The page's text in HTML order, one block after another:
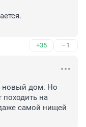
+35 –1
новый дом. Но
походить на
самой нищей